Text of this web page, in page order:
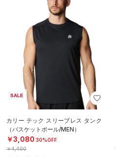
SALE
カリー テック スリーブレス タンク
（バスケットボール/MEN）
￥3,080 30%OFF
￥4,400